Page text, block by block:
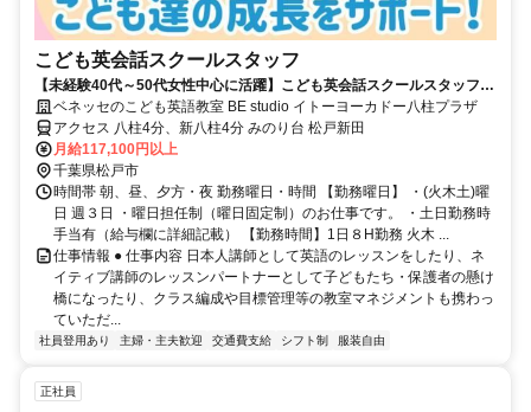
こども英会話スクールスタッフ
【未経験40代～50代女性中心に活躍】こども英会話スクールスタッフ
レッスン＆教室運営のお仕事
ベネッセのこども英語教室 BE studio イトーヨーカドー八柱プラザ
アクセス 八柱4分、新八柱4分 みのり台 松戸新田
月給117,100円以上
千葉県松戸市
時間帯 朝、昼、夕方・夜 勤務曜日・時間 【勤務曜日】 ・(火木土)曜
日 週３日 ・曜日担任制（曜日固定制）のお仕事です。 ・土日勤務時
手当有（給与欄に詳細記載） 【勤務時間】1日８H勤務 火木 ...
仕事情報 ● 仕事内容 日本人講師として英語のレッスンをしたり、ネ
イティブ講師のレッスンパートナーとして子どもたち・保護者の懸け
橋になったり、クラス編成や目標管理等の教室マネジメントも携わっ
ていただ...
社員登用あり 主婦・主夫歓迎 交通費支給 シフト制 服装自由
正社員